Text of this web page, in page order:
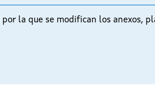
por la que se modifican los anexos,